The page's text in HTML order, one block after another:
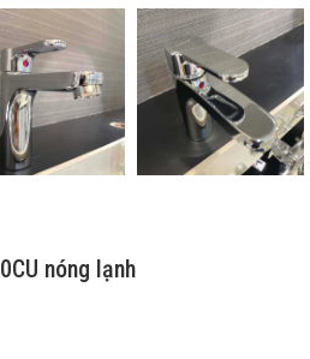
nóng lạnh